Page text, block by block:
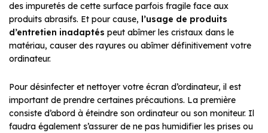
des impuretés de cette surface parfois fragile face aux
produits abrasifs. Et pour cause, l’usage de produits
d’entretien inadaptés peut abîmer les cristaux dans le
matériau, causer des rayures ou abîmer définitivement votre
ordinateur.
Pour désinfecter et nettoyer votre écran d’ordinateur, il est
important de prendre certaines précautions. La première
consiste d’abord à éteindre son ordinateur ou son moniteur. Il
faudra également s’assurer de ne pas humidifier les prises ou